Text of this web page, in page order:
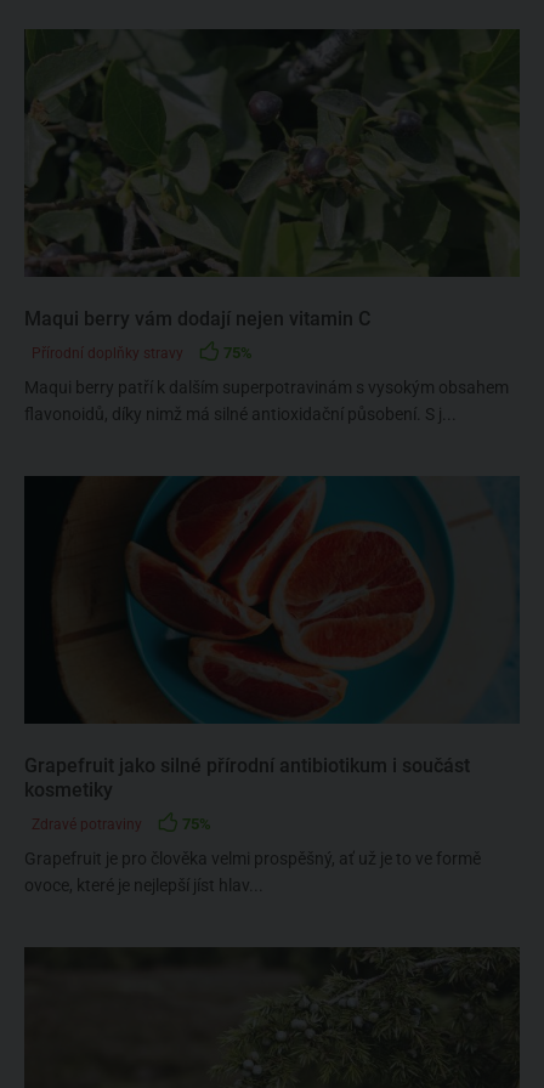
Maqui berry vám dodají nejen vitamin C
Přírodní doplňky stravy 75%
Maqui berry patří k dalším superpotravinám s vysokým obsahem
flavonoidů, díky nimž má silné antioxidační působení. S j...
Grapefruit jako silné přírodní antibiotikum i součást
kosmetiky
Zdravé potraviny 75%
Grapefruit je pro člověka velmi prospěšný, ať už je to ve formě
ovoce, které je nejlepší jíst hlav...